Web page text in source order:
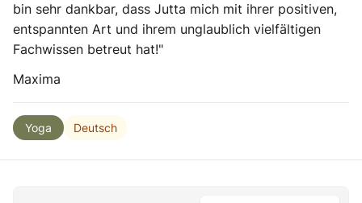
bin sehr dankbar, dass Jutta mich mit ihrer positiven,
entspannten Art und ihrem unglaublich vielfältigen
Fachwissen betreut hat!"
Maxima
Yoga Deutsch